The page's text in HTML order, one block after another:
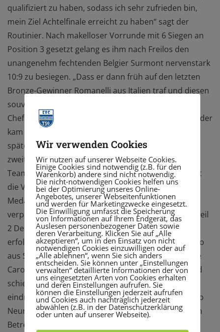
qualifiziert zu haben, sodass ich sehr zufrieden bin,
mein Ziel Achtelfinale erreicht zu haben“ sagt der
Routinier. Nach makelloser Vorrunde mit 6 Siegen an
Position 3 gesetzt gelang es ihm nach Freilos den
unangenehm fechtenden Belgier Surmont nervenstark
10:9 zu besiegen. „Dass er dann früh auf den letzten
Bronze-Gewinner Romanelli aus Italien traf und diesen
souverän bezwingen konnte, war stark“ lobte
Chefcoach Didier Ollagnon den nächsten Erfolg. „Leider
kam im Achtelfinale mit 8:10 das Aus gegen den
späteren Dritten Cony aus Frankreich, aber als
zweitbester Deutscher war die Nominierung für das
Team geschafft“ erklärt Trainer Igor Ott, dass so erst
die Voraussetzung für den abermaligen
Medaillengewinn am Folgetag geschafft war. Leider
verpasste Carolin Marheineke die Team-Berufung, weil
2 Deutsche ganz knapp vor ihr lagen. Nach
erfolgreichem Turnierverlauf mit Siegen über Bugallo
aus Spanien und die starke Französin Bouquet hatte
Caro Pech, dass sie auf die Titelverteidigerin traf und
schied aus. Doch der großartige 13. Platz bestätigt
eindrucksvoll ihr Ergebnis von 2018, als sie in Livorno
Neunte wurde. Ehemann Torsten war eigentlich zum
Betreuen dabei, durfte aber kurzfristig für einen
Wir verwenden Cookies
Wir nutzen auf unserer Webseite Cookies.
Einige Cookies sind notwendig (z.B. für den
Warenkorb) andere sind nicht notwendig.
Die nicht-notwendigen Cookies helfen uns
bei der Optimierung unseres Online-
Angebotes, unserer Webseitenfunktionen
und werden für Marketingzwecke eingesetzt.
Die Einwilligung umfasst die Speicherung
von Informationen auf Ihrem Endgerät, das
Auslesen personenbezogener Daten sowie
deren Verarbeitung. Klicken Sie auf „Alle
akzeptieren“, um in den Einsatz von nicht
notwendigen Cookies einzuwilligen oder auf
„Alle ablehnen“, wenn Sie sich anders
entscheiden. Sie können unter „Einstellungen
verwalten“ detaillierte Informationen der von
uns eingesetzten Arten von Cookies erhalten
und deren Einstellungen aufrufen. Sie
können die Einstellungen jederzeit aufrufen
und Cookies auch nachträglich jederzeit
abwählen (z.B. in der Datenschutzerklärung
oder unten auf unserer Webseite).